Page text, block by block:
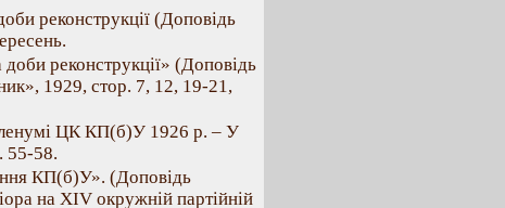
реконструкції (Доповідь
реконструкції» (Доповідь
1929, стор. 7, 12, 19-21,
ЦК КП(б)У 1926 р. – У
55-58.
КП(б)У». (Доповідь
на XIV окружній партійній